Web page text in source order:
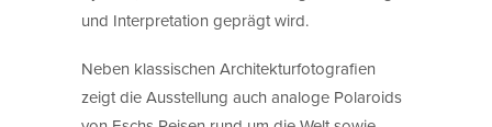
und Interpretation geprägt wird.
Neben klassischen Architekturfotografien
zeigt die Ausstellung auch analoge Polaroids